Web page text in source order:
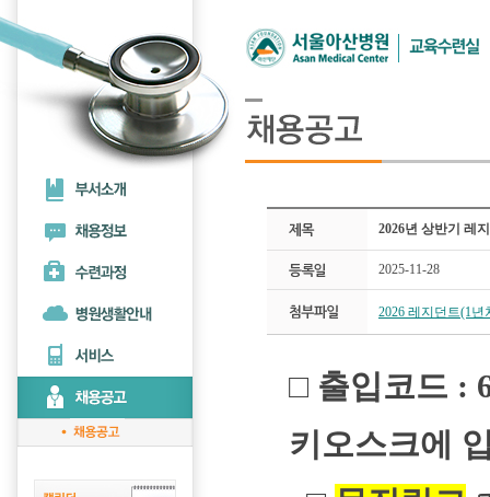
2026년 상반기 레
2025-11-28
2026 레지던트(1년
□ 출입코드 :
키오스크에